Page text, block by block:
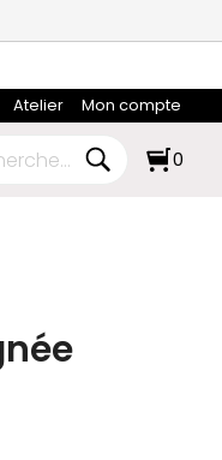
Atelier Mon compte
RABAIS FIN DE
0